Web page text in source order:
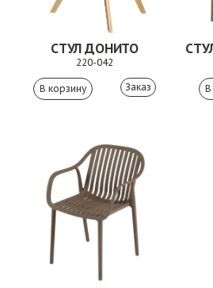
СТУЛ ДОНИТО
220-042
Заказ